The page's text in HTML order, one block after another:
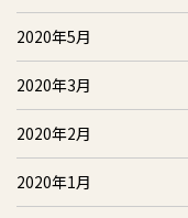
2020年5月
2020年3月
2020年2月
2020年1月